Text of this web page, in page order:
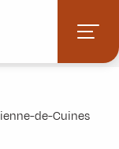
de-Cuines